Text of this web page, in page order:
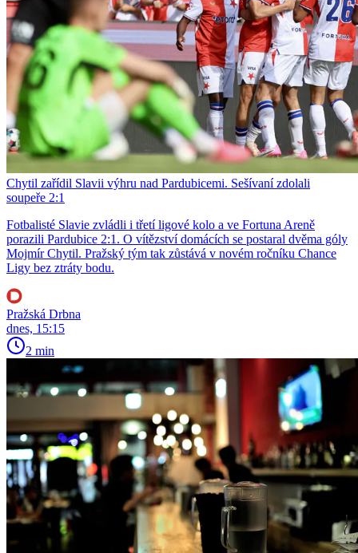
Chytil zařídil Slavii výhru nad Pardubicemi. Sešívaní zdolali
soupeře 2:1
Fotbalisté Slavie zvládli i třetí ligové kolo a ve Fortuna Areně
porazili Pardubice 2:1. O vítězství domácích se postaral dvěma góly
Mojmír Chytil. Pražský tým tak zůstává v novém ročníku Chance
Ligy bez ztráty bodu.
Pražská Drbna
dnes, 15:15
2 min